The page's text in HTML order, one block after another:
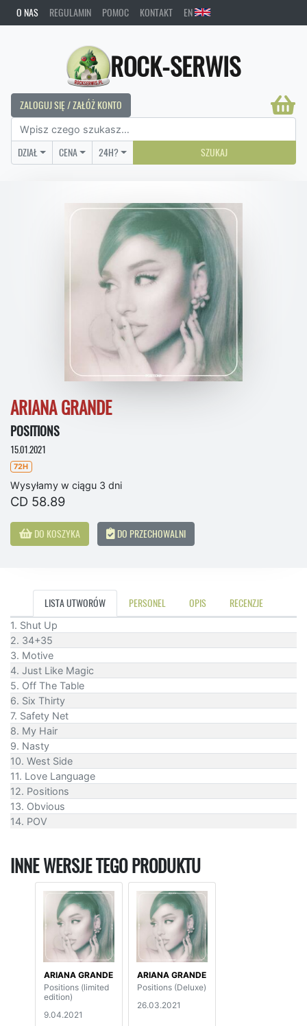
O NAS REGULAMIN POMOC KONTAKT EN
ROCK-SERWIS
ZALOGUJ SIĘ / ZAŁÓŻ KONTO
DZIAŁ CENA 24H? SZUKAJ
ARIANA GRANDE
POSITIONS
15.01.2021
72H
Wysyłamy w ciągu 3 dni
CD 58.89
DO KOSZYKA DO PRZECHOWALNI
LISTA UTWORÓW PERSONEL OPIS RECENZJE
1. Shut Up
2. 34+35
3. Motive
4. Just Like Magic
5. Off The Table
6. Six Thirty
7. Safety Net
8. My Hair
9. Nasty
10. West Side
11. Love Language
12. Positions
13. Obvious
14. POV
INNE WERSJE TEGO PRODUKTU
ARIANA GRANDE
Positions (limited
edition)
9.04.2021
ARIANA GRANDE
Positions (Deluxe)
26.03.2021